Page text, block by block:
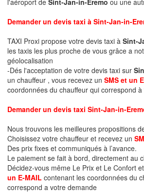
l'aéroport de Sint-Jan-in-Eremo ou une
Demander un devis taxi à Sint-Jan-in-
TAXI Proxi propose votre devis taxi à Sint-
les taxis les plus proche de vous grâce a
géolocalisation
-Dés l'acceptation de votre devis taxi sur
un chauffeur , vous recevez un SMS et un
coordonnées du chauffeur qui correspond
Demander un devis taxi Sint-Jan-in-
Nous trouvons les meilleures propositions
Choisissez votre chauffeur et recevez un
Des prix fixes et communiqués à l’avance.
Le paiement se fait à bord, directement au
Décidez-vous même Le Prix et Le Confort
un E-MAIL contenant les coordonnées du
correspond a votre demande